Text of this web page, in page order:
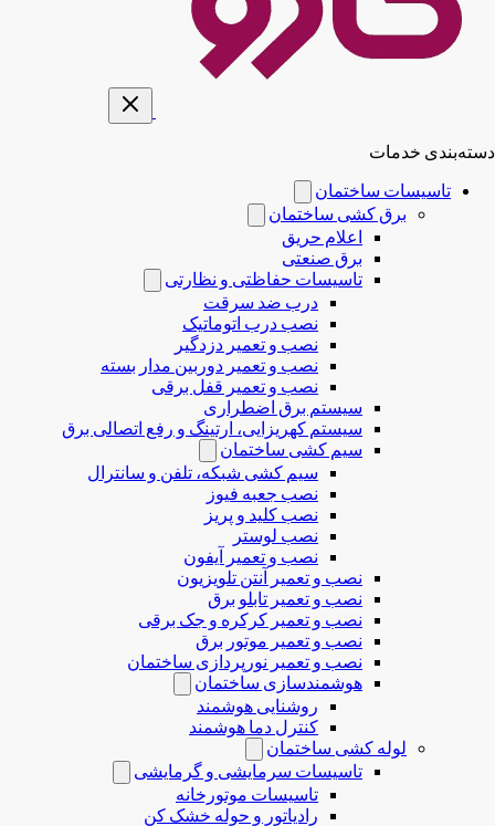
دسته‌بندی خدمات
تاسیسات ساختمان
برق کشی ساختمان
اعلام حریق
برق صنعتی
تاسیسات حفاظتی و نظارتی
درب ضد سرقت
نصب درب‌ اتوماتیک
نصب و تعمیر دزدگیر
نصب و تعمیر دوربین مدار بسته
نصب و تعمیر قفل برقی
سیستم برق اضطراری
سیستم کهریزایی، ارتینگ و رفع اتصالی برق
سیم کشی ساختمان
سیم کشی شبکه، تلفن و سانترال
نصب جعبه فیوز
نصب کلید و پریز
نصب لوستر
نصب و تعمیر آیفون
نصب و تعمیر آنتن تلویزیون
نصب و تعمیر تابلو برق
نصب و تعمیر کرکره و جک برقی
نصب و تعمیر موتور برق
نصب و تعمیر نورپردازی ساختمان
هوشمندسازی ساختمان
روشنایی هوشمند
کنترل دما هوشمند
لوله کشی ساختمان
تاسیسات سرمایشی و گرمایشی
تاسیسات موتورخانه
رادیاتور و حوله خشک کن